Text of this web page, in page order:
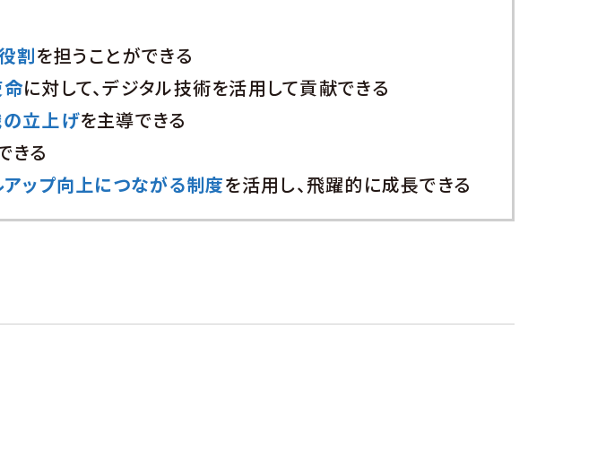
割を担うことができる
命に対して、デジタル技術を活用して貢献できる
立上げを主導できる
きる
ップ向上につながる制度を活用し、飛躍的に成長できる